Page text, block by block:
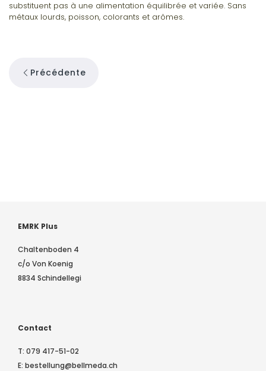
substituent pas à une alimentation équilibrée et variée. Sans
métaux lourds, poisson, colorants et arômes.
Précédente
EMRK Plus
Chaltenboden 4
c/o Von Koenig
8834 Schindellegi
Contact
T: 079 417-51-02
E: bestellung@bellmeda.ch